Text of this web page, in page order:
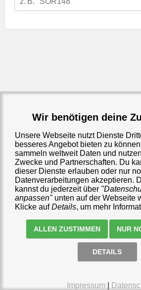
Datenschutz
Datenschutzeinstellungen
Wir benötigen deine
Unsere Webseite nutzt Dienste
besseres Angebot bieten zu
sammeln weltweit Daten und
Zwecke und Partnerschaften. Du
dieser Dienste erlauben oder nur
Datenverarbeitungen akzeptieren.
kannst du jederzeit über
anpassen"unten auf der Webseite
Klicke aufDetails, um mehr
ALLEN ZUSTIMMEN NUR
DETAILS
Impressum|